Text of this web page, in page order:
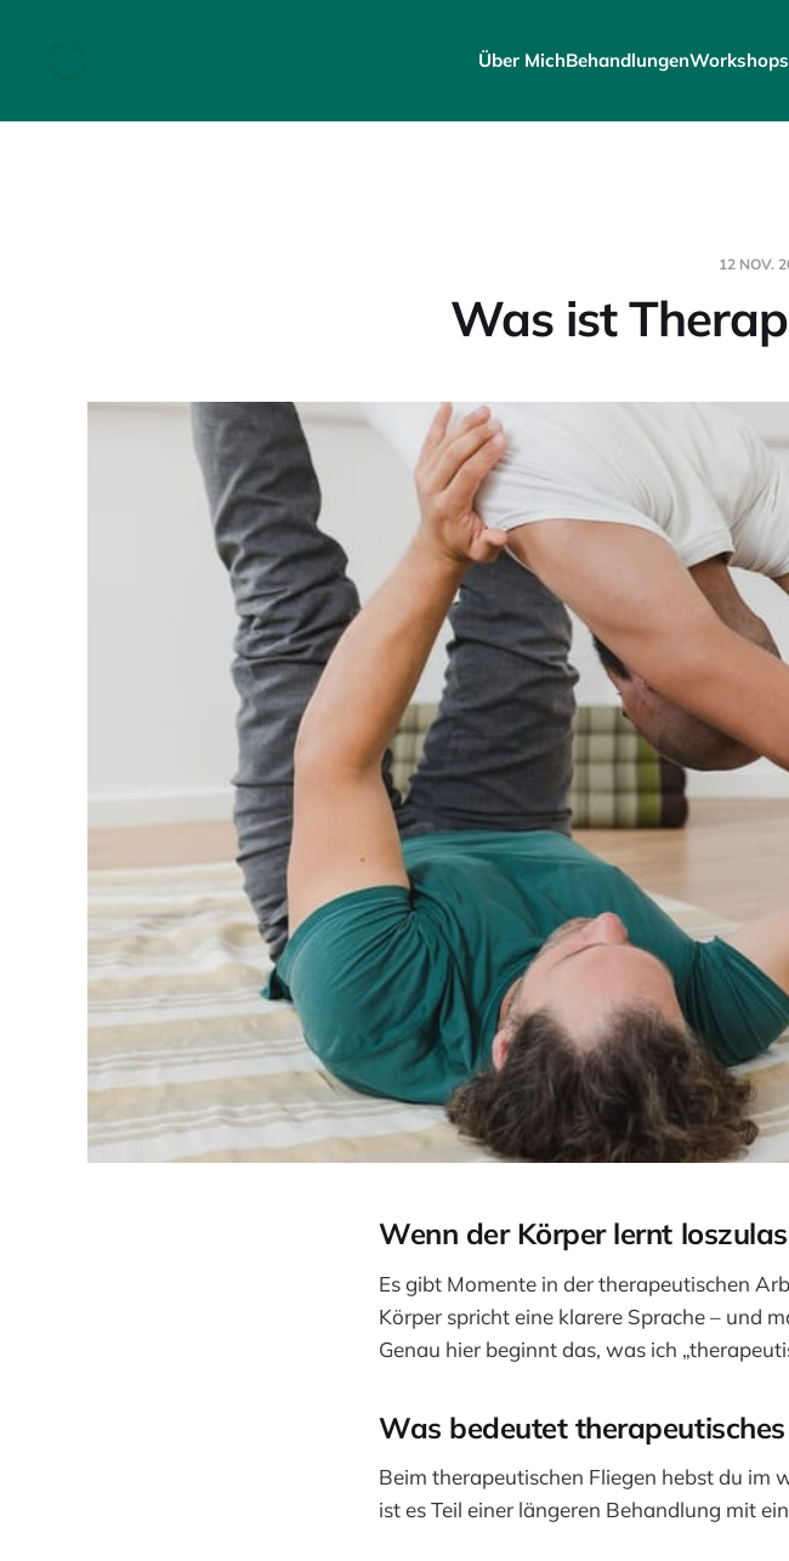
Über MichBehandlungenWorkshops
12 NOV.
Was ist
Wenn der Körper lernt
Es gibt Momente in der therapeutischen
Körper spricht eine klarere Sprache – und
Genau hier beginnt das, was ich
Was bedeutet therapeutisches
Beim therapeutischen Fliegen hebst du im
ist es Teil einer längeren Behandlung mit